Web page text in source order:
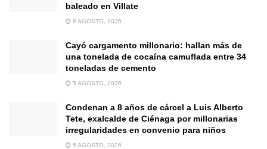
baleado en Villate
6 AGOSTO, 2026
Cayó cargamento millonario: hallan más de
una tonelada de cocaína camuflada entre 34
toneladas de cemento
5 AGOSTO, 2026
Condenan a 8 años de cárcel a Luis Alberto
Tete, exalcalde de Ciénaga por millonarias
irregularidades en convenio para niños
5 AGOSTO, 2026